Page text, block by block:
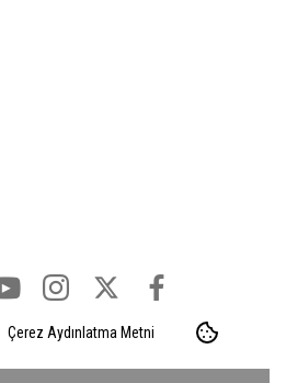
Çerez Aydınlatma Metni